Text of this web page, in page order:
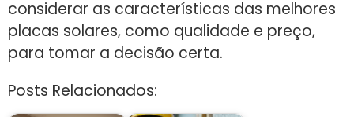
considerar as características das melhores
placas solares, como qualidade e preço,
para tomar a decisão certa.
Posts Relacionados: